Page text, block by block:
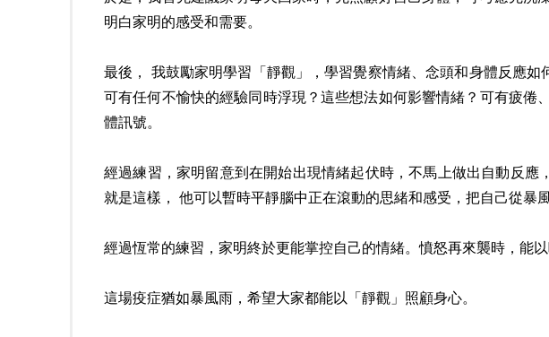
明白家明的感受和需要。
最後， 我鼓勵家明學習「靜觀」，學習覺察情緒、念頭和身體反應
可有任何不愉快的經驗同時浮現？這些想法如何影響情緒？可有疲
體訊號。
經過練習，家明留意到在開始出現情緒起伏時，不馬上做出自動反應
就是這樣， 他可以暫時平靜腦中正在滾動的思緒和感受，把自己從暴
經過恆常的練習，家明終於更能掌控自己的情緒。憤怒再來襲時，能
這場疫症猶如暴風雨，希望大家都能以「靜觀」照顧身心。